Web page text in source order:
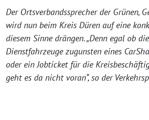
Der Ortsverbandssprecher der Grünen,
wird nun beim Kreis Düren auf eine
diesem Sinne drängen. „Denn egal ob
Dienstfahrzeuge zugunsten eines
oder ein Jobticket für die
geht es da nicht voran“, so der